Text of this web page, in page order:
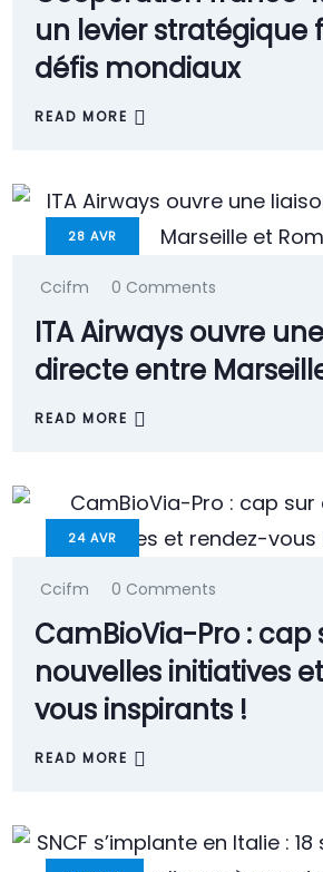
un levier stratégique
défis mondiaux
READ MORE
28 AVR
Ccifm 0 Comments
ITA Airways ouvre
directe entre
READ MORE
24 AVR
Ccifm 0 Comments
CamBioVia-Pro : cap
nouvelles initiatives
vous inspirants !
READ MORE